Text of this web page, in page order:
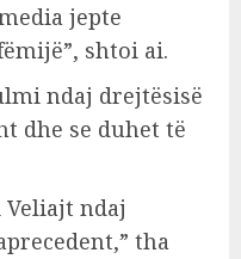
jepte
shtoi ai.
ndaj drejtësisë
dhe se duhet të
ndaj
tha